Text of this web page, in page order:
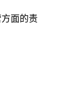
面的责